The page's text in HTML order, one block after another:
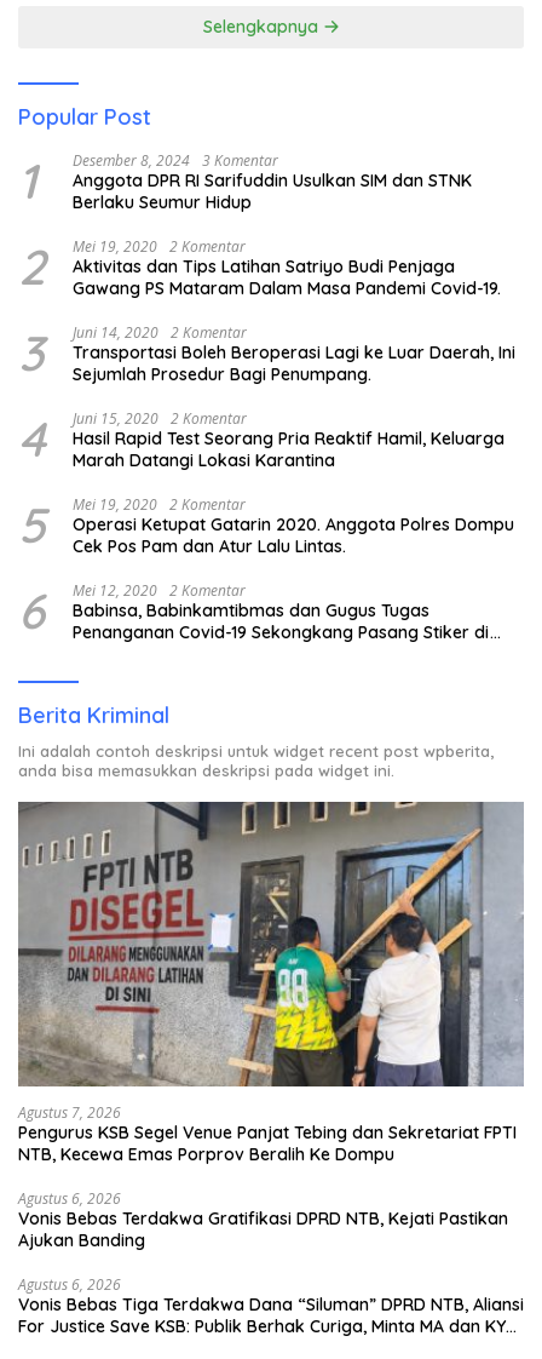
Selengkapnya
Popular Post
1 Desember 8, 2024 3 Komentar
Anggota DPR RI Sarifuddin Usulkan SIM dan STNK
Berlaku Seumur Hidup
2 Mei 19, 2020 2 Komentar
Aktivitas dan Tips Latihan Satriyo Budi Penjaga
Gawang PS Mataram Dalam Masa Pandemi Covid-19.
3 Juni 14, 2020 2 Komentar
Transportasi Boleh Beroperasi Lagi ke Luar Daerah, Ini
Sejumlah Prosedur Bagi Penumpang.
4 Juni 15, 2020 2 Komentar
Hasil Rapid Test Seorang Pria Reaktif Hamil, Keluarga
Marah Datangi Lokasi Karantina
5 Mei 19, 2020 2 Komentar
Operasi Ketupat Gatarin 2020. Anggota Polres Dompu
Cek Pos Pam dan Atur Lalu Lintas.
6 Mei 12, 2020 2 Komentar
Babinsa, Babinkamtibmas dan Gugus Tugas
Penanganan Covid-19 Sekongkang Pasang Stiker di
Berita Kriminal
Ini adalah contoh deskripsi untuk widget recent post wpberita,
anda bisa memasukkan deskripsi pada widget ini.
Agustus 7, 2026
Pengurus KSB Segel Venue Panjat Tebing dan Sekretariat FPTI
NTB, Kecewa Emas Porprov Beralih Ke Dompu
Agustus 6, 2026
Vonis Bebas Terdakwa Gratifikasi DPRD NTB, Kejati Pastikan
Ajukan Banding
Agustus 6, 2026
Vonis Bebas Tiga Terdakwa Dana “Siluman” DPRD NTB, Aliansi
For Justice Save KSB: Publik Berhak Curiga, Minta MA dan KY